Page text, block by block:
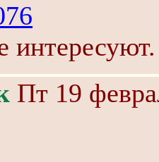
интересуют.
Пт 19